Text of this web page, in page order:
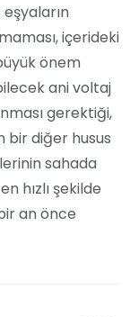
içerideki
önem
ani voltaj
gerektiği,
bir diğer husus
sahada
hızlı şekilde
an önce